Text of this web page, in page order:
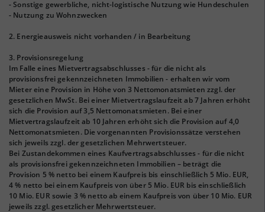
- Sonstige gewerbliche, nicht-logistische Nutzung wie Hundeschulen
- Nutzung zu Wohnzwecken
2. Energieausweis nicht vorhanden / in Bearbeitung
3. Provisionsregelung
Im Falle eines Mietvertragsabschlusses - für die nicht als
provisionsfrei gekennzeichneten Immobilien - erhalten wir vom
Mieter eine Provision in Höhe von 3 Nettomonatsmieten zzgl. der
gesetzlichen MwSt. Bei einer Mietvertragslaufzeit ab 7 Jahren erhöht
sich die Provision auf 3,5 Nettomonatsmieten. Bei einer
Mietvertragslaufzeit ab 10 Jahren erhöht sich die Provision auf 4,0
Nettomonatsmieten. Die vorgenannten Provisionssätze verstehen
sich jeweils zzgl. der gesetzlichen Mehrwertsteuer.
Bei Zustandekommen eines Kaufvertragsabschlusses - für die nicht
als provisionsfrei gekennzeichneten Immobilien – beträgt die
Provision 5 % netto bei einem Kaufpreis bis einschließlich 5 Mio. EUR,
4 % netto bei einem Kaufpreis von über 5 Mio. EUR bis einschließlich
10 Mio. EUR sowie 3 % netto ab einem Kaufpreis von über 10 Mio. EUR
jeweils zzgl. gesetzlicher Mehrwertsteuer.